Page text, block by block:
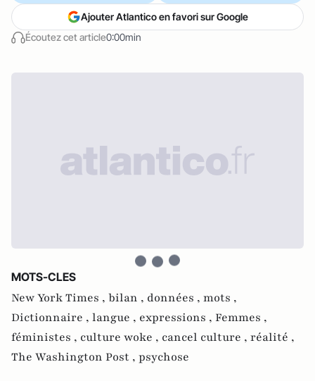
Écoutez cet article0:00min
Ajouter Atlantico en favori sur Google
MOTS-CLES
New York Times , bilan , données , mots ,
Dictionnaire , langue , expressions , Femmes ,
féministes , culture woke , cancel culture , réalité ,
The Washington Post , psychose